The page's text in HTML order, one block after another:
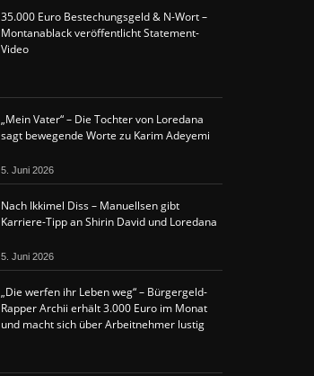
35.000 Euro Bestechungsgeld & N-Wort –
Montanablack veröffentlicht Statement-
Video
„Mein Vater“ – Die Tochter von Loredana
sagt bewegende Worte zu Karim Adeyemi
5. Juni 2026
Nach Ikkimel Diss – Manuellsen gibt
Karriere-Tipp an Shirin David und Loredana
5. Juni 2026
„Die werfen ihr Leben weg“ – Bürgergeld-
Rapper Archii erhält 3.000 Euro im Monat
und macht sich über Arbeitnehmer lustig